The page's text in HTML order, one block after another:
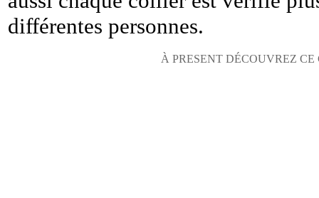
différentes personnes.
À PRESENT DÉCOUVREZ